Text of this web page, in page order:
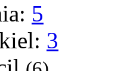
5
3